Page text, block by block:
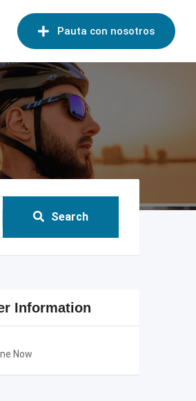
Pauta con nosotros
Search
Information
Now